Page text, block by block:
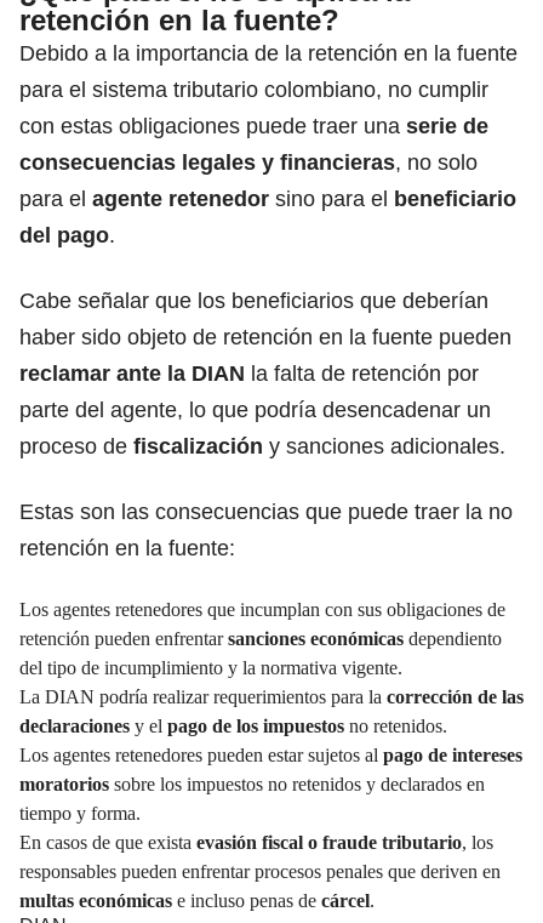
retención en la fuente?
Debido a la importancia de la retención en la fuente
para el sistema tributario colombiano, no cumplir
con estas obligaciones puede traer una serie de
consecuencias legales y financieras, no solo
para el agente retenedor sino para el beneficiario
del pago.
Cabe señalar que los beneficiarios que deberían
haber sido objeto de retención en la fuente pueden
reclamar ante la DIAN la falta de retención por
parte del agente, lo que podría desencadenar un
proceso de fiscalización y sanciones adicionales.
Estas son las consecuencias que puede traer la no
retención en la fuente:
Los agentes retenedores que incumplan con sus obligaciones de
retención pueden enfrentarsanciones económicas dependiento
del tipo de incumplimiento y la normativa vigente.
La DIAN podría realizar requerimientos para la corrección de las
declaraciones y el pago de los impuestos no retenidos.
Los agentes retenedores pueden estar sujetos al pago de intereses
moratorios sobre los impuestos no retenidos y declarados en
tiempo y forma.
En casos de que exista evasión fiscal o fraude tributario, los
responsables pueden enfrentar procesos penales que deriven en
multas económicas e incluso penas de cárcel.